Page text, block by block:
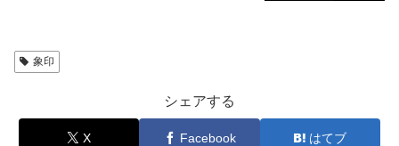
象印
シェアする
X Facebook はてブ